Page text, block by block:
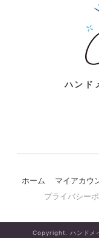
ハンド
ホーム マイアカウ
プライバシー
Copyright. ハンドメ